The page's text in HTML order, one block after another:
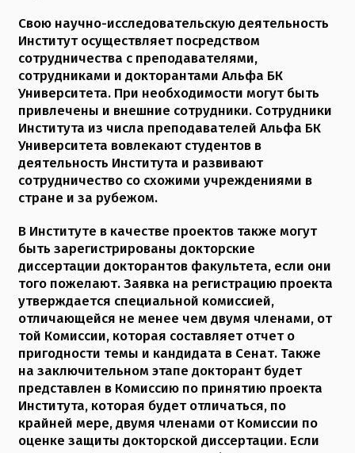
Свою научно-исследовательскую деятельность
Институт осуществляет посредством
сотрудничества с преподавателями,
сотрудниками и докторантами Альфа БК
Университета. При необходимости могут быть
привлечены и внешние сотрудники. Сотрудники
Института из числа преподавателей Альфа БК
Университета вовлекают студентов в
деятельность Института и развивают
сотрудничество со схожими учреждениями в
стране и за рубежом.
В Институте в качестве проектов также могут
быть зарегистрированы докторские
диссертации докторантов факультета, если они
того пожелают. Заявка на регистрацию проекта
утверждается специальной комиссией,
отличающейся не менее чем двумя членами, от
той Комиссии, которая составляет отчет о
пригодности темы и кандидата в Сенат. Также
на заключительном этапе докторант будет
представлен ​​в Комиссию по принятию проекта
Института, которая будет отличаться, по
крайней мере, двумя членами от Комиссии по
оценке защиты докторской диссертации. Если